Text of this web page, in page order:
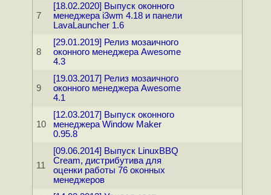
7
[18.02.2020] Выпуск оконного
менеджера i3wm 4.18 и панели
LavaLauncher 1.6
8
[29.01.2019] Релиз мозаичного
оконного менеджера Awesome
4.3
9
[19.03.2017] Релиз мозаичного
оконного менеджера Awesome
4.1
10
[12.03.2017] Выпуск оконного
менеджера Window Maker
0.95.8
11
[09.06.2014] Выпуск LinuxBBQ
Cream, дистрибутива для
оценки работы 76 оконных
менеджеров